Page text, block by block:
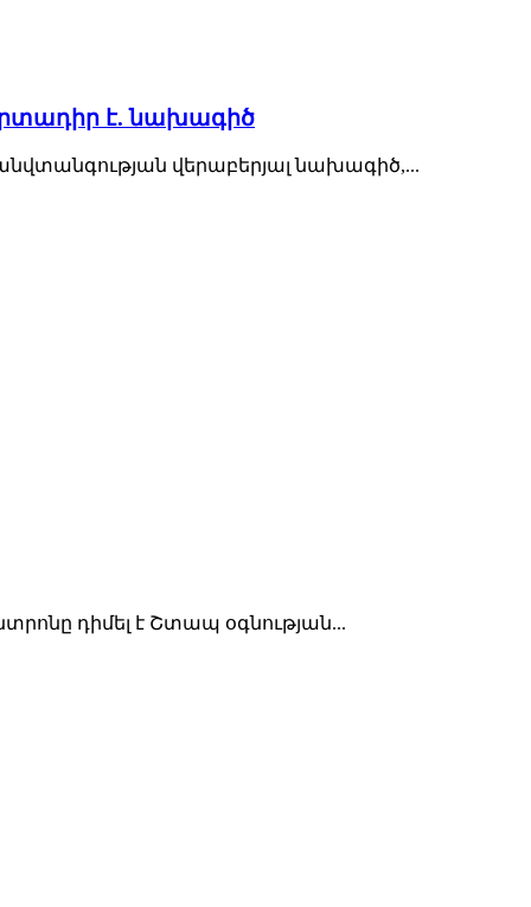
է. նախագիծ
վերաբերյալ նախագիծ,...
դիմել է Շտապ օգնության...